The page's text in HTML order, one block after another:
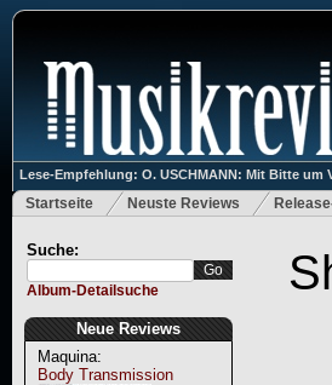
Lese-Empfehlung: O. USCHMANN: Mit Bitte
Startseite Neuste Reviews
Suche:
Album-Detailsuche
Neue Reviews
Maquina:
Body Transmission